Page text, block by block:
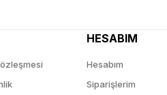
HESABIM
Hesabım
Siparişlerim